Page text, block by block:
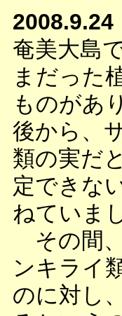
2008.9.24
奄美大島
まだった
ものがあ
後から、
類の実だ
定できな
ねていま
その間
ンキライ
のに対し